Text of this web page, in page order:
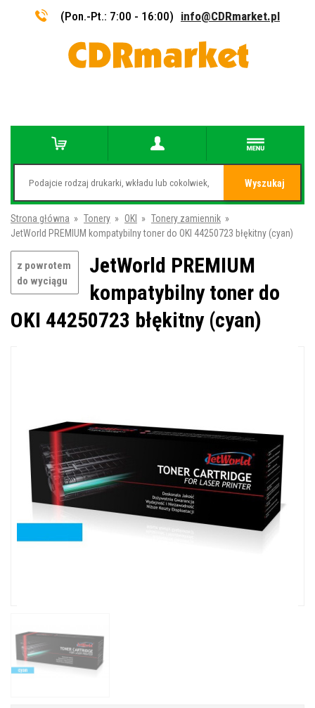
(Pon.-Pt.: 7:00 - 16:00) info@CDRmarket.pl
Wyszukaj
Strona główna » Tonery » OKI » Tonery zamiennik »
JetWorld PREMIUM kompatybilny toner do OKI 44250723 błękitny (cyan)
z powrotem
do wyciągu
JetWorld PREMIUM
kompatybilny toner do
OKI 44250723 błękitny (cyan)